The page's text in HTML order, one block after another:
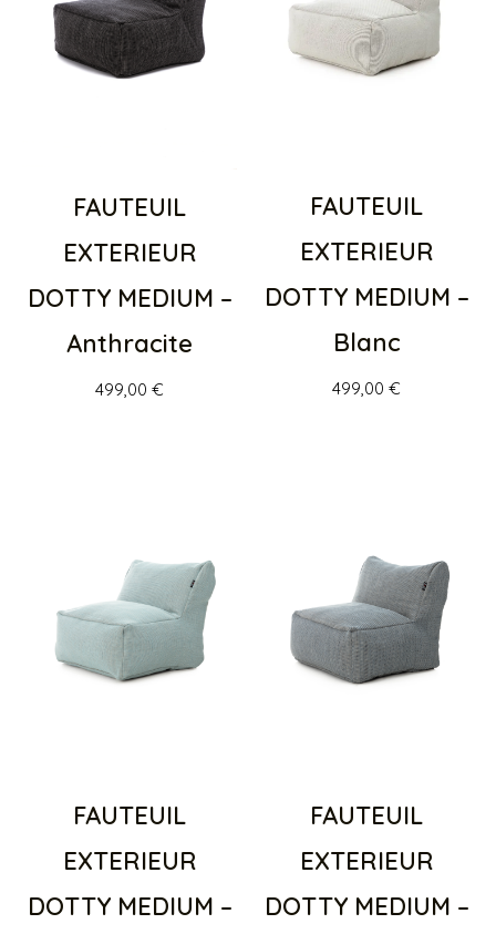
FAUTEUIL
EXTERIEUR
DOTTY MEDIUM –
Anthracite
499,00 €
FAUTEUIL
EXTERIEUR
DOTTY MEDIUM –
Blanc
499,00 €
FAUTEUIL
EXTERIEUR
DOTTY MEDIUM –
FAUTEUIL
EXTERIEUR
DOTTY MEDIUM –